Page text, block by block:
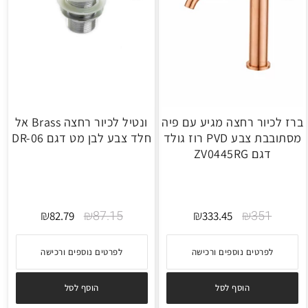
ברז לכיור רחצה מגיע עם פיה
מסתובבת צבע PVD רוז גולד
דגם ZV0445RG
₪351
₪333.45
לפרטים נוספים ורכישה
הוסף לסל
ונטיל לכיור רחצה Brass אל
חלד צבע לבן מט דגם DR-06
₪87.15
₪82.79
לפרטים נוספים ורכישה
הוסף לסל